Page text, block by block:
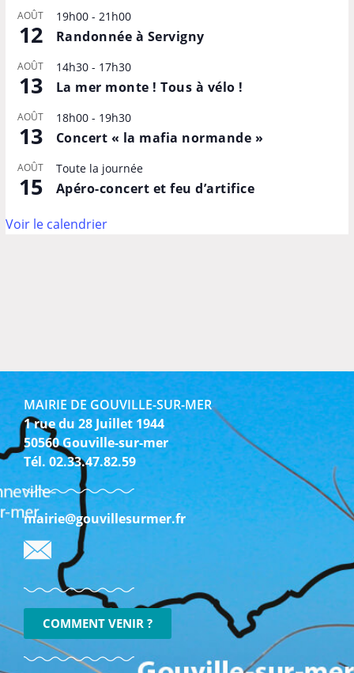
AOÛT
12
19h00- 21h00
Randonnée à Servigny
AOÛT
13
14h30- 17h30
La mer monte ! Tous à vélo !
AOÛT
13
18h00- 19h30
Concert « la mafia normande »
AOÛT
15
Toute la journée
Apéro-concert et feu d’artifice
Voir le calendrier
MAIRIE DE GOUVILLE-SUR-MER
1 rue du 28 Juillet 1944
50560 Gouville-sur-mer
Tél. 02.33.47.82.59
mairie@gouvillesurmer.fr
COMMENT VENIR ?